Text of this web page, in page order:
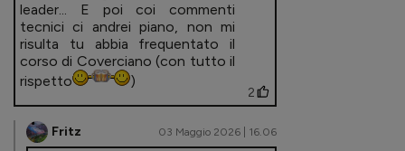
leader... E poi coi commenti
tecnici ci andrei piano, non mi
risulta tu abbia frequentato il
corso di Coverciano (con tutto il
rispetto
)
2
Fritz 03 Maggio 2026 | 16.06